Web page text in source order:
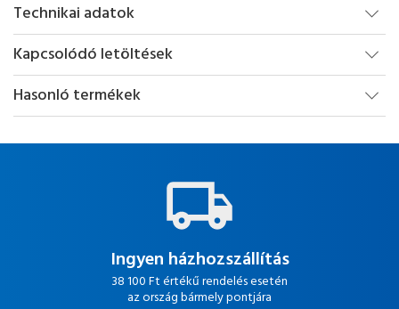
Technikai adatok
Kapcsolódó letöltések
Hasonló termékek
Ingyen házhozszállítás
38 100 Ft értékű rendelés esetén
az ország bármely pontjára